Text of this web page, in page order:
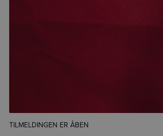
TILMELDINGEN ER ÅBEN